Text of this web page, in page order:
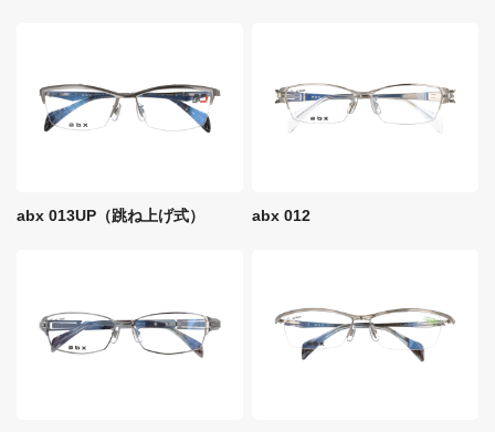
abx 013UP（跳ね上げ式） abx 012